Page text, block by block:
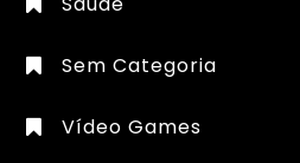
Sem Categoria
Vídeo Games